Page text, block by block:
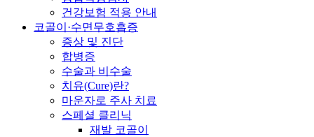
건강보험 적용 안내
코골이·수면무호흡증
증상 및 진단
합병증
수술과 비수술
치유(Cure)란?
마운자로 주사 치료
스페셜 클리닉
재발 코골이